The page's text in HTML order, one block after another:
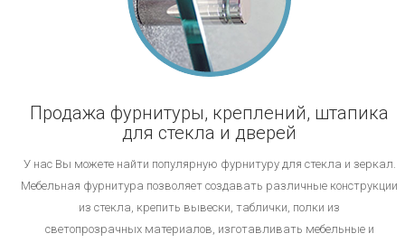
Продажа фурнитуры, креплений, штапика
для стекла и дверей
У нас Вы можете найти популярную фурнитуру для стекла и зеркал.
Мебельная фурнитура позволяет создавать различные конструкции
из стекла, крепить вывески, таблички, полки из
светопрозрачных материалов, изготавливать мебельные и